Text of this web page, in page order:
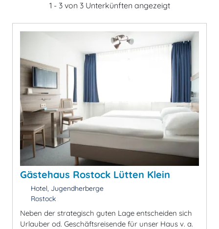
1 - 3 von 3 Unterkünften angezeigt
Gästehaus Rostock Lütten Klein
Hotel, Jugendherberge
Rostock
Neben der strategisch guten Lage entscheiden sich
Urlauber od. Geschäftsreisende für unser Haus v. a.